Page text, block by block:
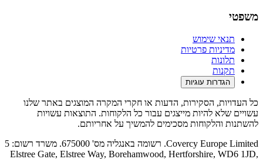
משפטי
תנאי שימוש
מדיניות פרטיות
תלונות
תקנות
הגדרות עוגיות
כל העדויות, הסקירות, הדעות או חקרי המקרה המוצגים באתר שלנו
עשויים שלא להיות מייצגים עבור כל הלקוחות. התוצאות עשויות
להשתנות והלקוחות מסכימים להמשיך על אחריותם.
Covercy Europe Limited. רשומה באנגליה מס' 675000. משרד רשום: 5
Elstree Gate, Elstree Way, Borehamwood, Hertforshire, WD6 1JD,